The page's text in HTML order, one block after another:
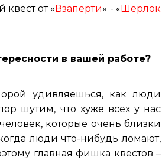
от «Взаперти» - «Шерлок
в вашей работе?
удивляешься, как люди
шутим, что хуже всех у нас
которые очень близки
люди что-нибудь ломают,
главная фишка квестов –